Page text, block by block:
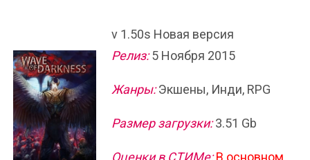
v 1.50s Новая версия
Релиз:5 Ноября 2015
Жанры:Экшены, Инди, RPG
Размер загрузки:3.51 Gb
Оценки в СТИМе: В основном